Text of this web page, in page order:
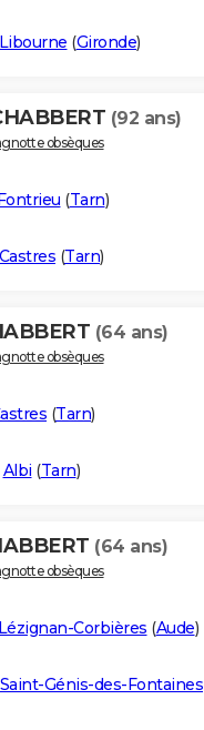
Libourne (Gironde)
(92 ans)
obsèques
(Tarn)
Castres (Tarn)
(64 ans)
obsèques
(Tarn)
Albi (Tarn)
(64 ans)
obsèques
Lézignan-Corbières (Aude)
Saint-Génis-des-Fontaines